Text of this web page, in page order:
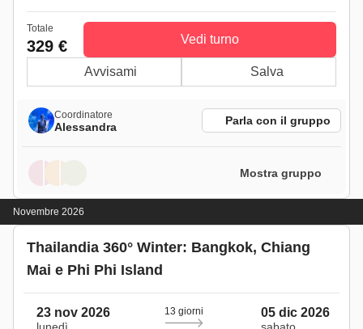
Totale
329 € Vedi turno
Avvisami Salva
Coordinatore
Alessandra Parla con il gruppo
Mostra gruppo
Novembre 2026
Thailandia 360° Winter: Bangkok, Chiang
Mai e Phi Phi Island
23 nov 2026 13 giorni 05 dic 2026